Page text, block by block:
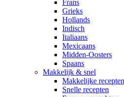
Frans
Grieks
Hollands
Indisch
Italiaans
Mexicaans
Midden-Oosters
Spaans
Makkelijk & snel
Makkelijke recepten
Snelle recepten